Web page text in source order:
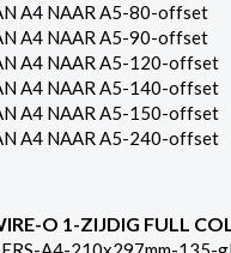
A4 NAAR A5-80-offset
A4 NAAR A5-90-offset
A4 NAAR A5-120-offset
A4 NAAR A5-140-offset
A4 NAAR A5-150-offset
A4 NAAR A5-240-offset
O 1-ZIJDIG FULL